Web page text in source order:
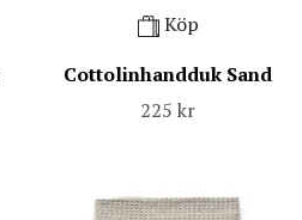
Köp
Cottolinhandduk Sand
225 kr